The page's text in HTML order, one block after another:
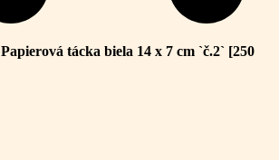
Papierová tácka biela 14 x 7 cm `č.2` [250